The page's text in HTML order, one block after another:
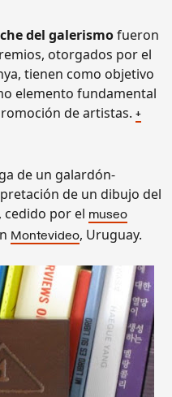
del galerismofueron
otorgados por el
tienen como objetivo
elemento fundamental
de artistas. +
de un galardón-
de un dibujo del
, cedido por el museo
Montevideo, Uruguay.